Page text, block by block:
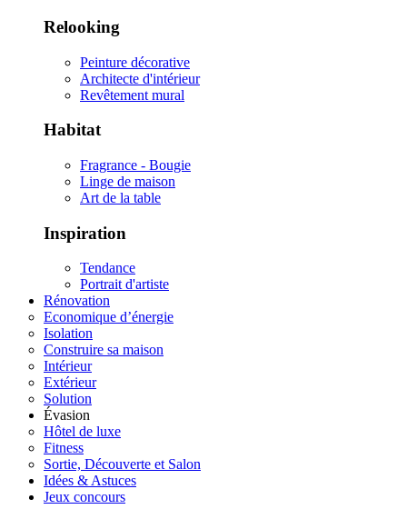
Relooking
Peinture décorative
Architecte d'intérieur
Revêtement mural
Habitat
Fragrance - Bougie
Linge de maison
Art de la table
Inspiration
Tendance
Portrait d'artiste
Rénovation
Economique d’énergie
Isolation
Construire sa maison
Intérieur
Extérieur
Solution
Évasion
Hôtel de luxe
Fitness
Sortie, Découverte et Salon
Idées & Astuces
Jeux concours